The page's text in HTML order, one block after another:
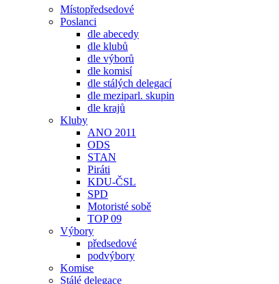
Místopředsedové
Poslanci
dle abecedy
dle klubů
dle výborů
dle komisí
dle stálých delegací
dle meziparl. skupin
dle krajů
Kluby
ANO 2011
ODS
STAN
Piráti
KDU-ČSL
SPD
Motoristé sobě
TOP 09
Výbory
předsedové
podvýbory
Komise
Stálé delegace